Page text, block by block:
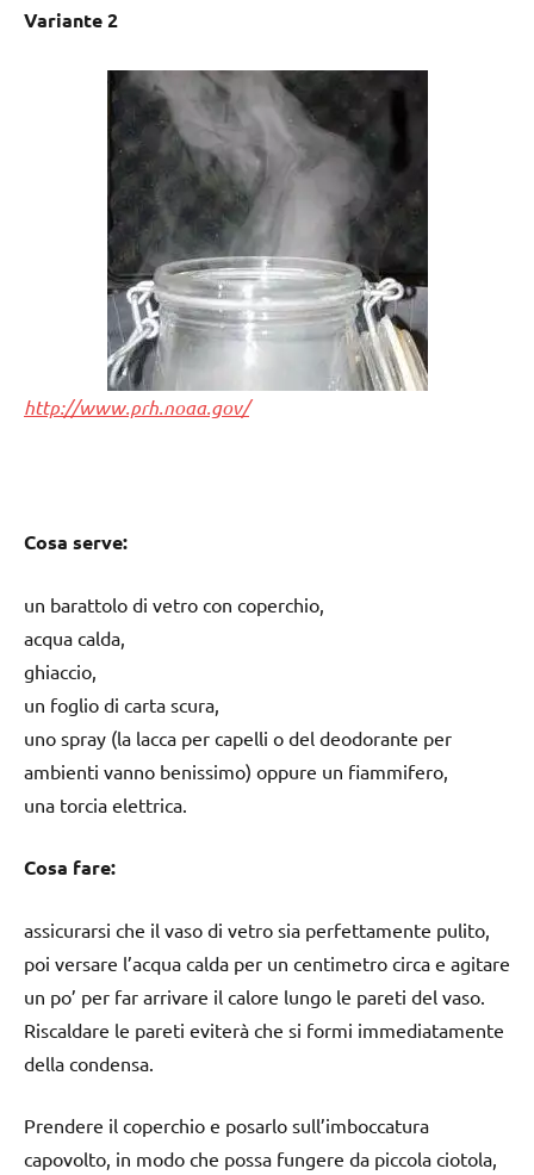
Variante 2
http://www.prh.noaa.gov/
Cosa serve:
un barattolo di vetro con coperchio,
acqua calda,
ghiaccio,
un foglio di carta scura,
uno spray (la lacca per capelli o del deodorante per
ambienti vanno benissimo) oppure un fiammifero,
una torcia elettrica.
Cosa fare:
assicurarsi che il vaso di vetro sia perfettamente pulito,
poi versare l’acqua calda per un centimetro circa e agitare
un po’ per far arrivare il calore lungo le pareti del vaso.
Riscaldare le pareti eviterà che si formi immediatamente
della condensa.
Prendere il coperchio e posarlo sull’imboccatura
capovolto, in modo che possa fungere da piccola ciotola,